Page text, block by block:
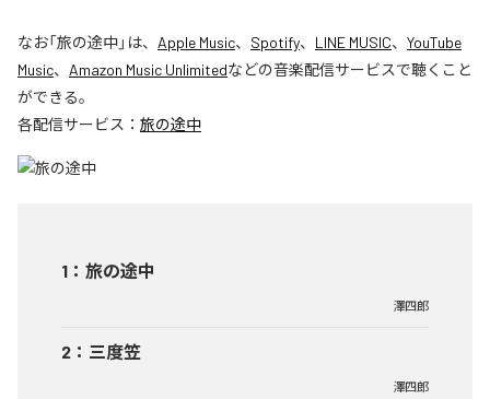
なお「旅の途中」は、 Apple Music、 Spotify、 LINE MUSIC、 YouTube
Music、 Amazon Music Unlimitedなどの音楽配信サービスで聴くこと
ができる。
各配信サービス： 旅の途中
1 ： 旅の途中
澤四郎
2 ： 三度笠
澤四郎